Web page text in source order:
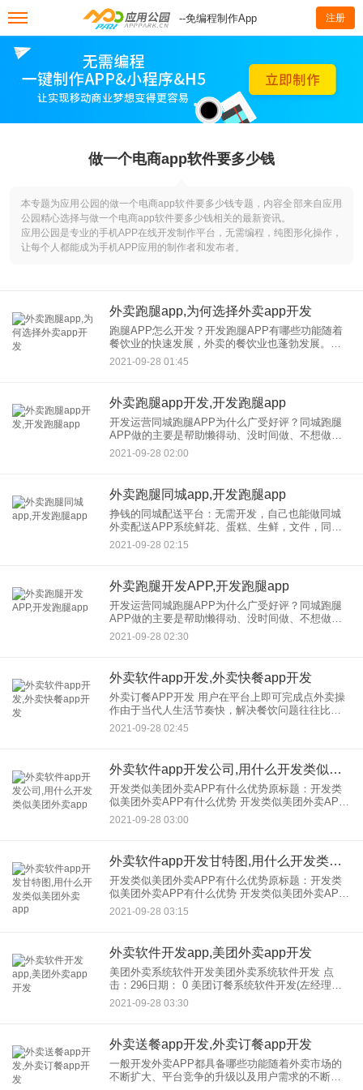
--免编程制作App 注册
做一个电商app软件要多少钱
本专题为应用公园的做一个电商app软件要多少钱专题，内容全部来自应用
公园精心选择与做一个电商app软件要多少钱相关的最新资讯。
应用公园是专业的手机APP在线开发制作平台，无需编程，纯图形化操作，
让每个人都能成为手机APP应用的制作者和发布者。
外卖跑腿app,为何选择外卖app开发
跑腿APP怎么开发？开发跑腿APP有哪些功能随着
餐饮业的快速发展，外卖的餐饮业也蓬勃发展。结
合新时代的O2O配送模式，跑腿业务也开始兴起。
许多人使用跑腿应用程序来满足他们生活中的各种
2021-09-28 01:45
外卖跑腿app开发,开发跑腿app
开发运营同城跑腿APP为什么广受好评？同城跑腿
APP做的主要是帮助懒得动、没时间做、不想做自
己想做的事情的人。因此，你可以使用跑腿APP在
线寻找同城人，帮助你快速处理生活中繁琐的事
2021-09-28 02:00
外卖跑腿同城app,开发跑腿app
挣钱的同城配送平台：无需开发，自己也能做同城
外卖配送APP系统鲜花、蛋糕、生鲜，文件，同城!
1小时快递平均10分钟上门，60分钟闪出全城！这就
是流行的同城外卖跑腿系统。 除了以上内容，同城
2021-09-28 02:15
外卖跑腿开发APP,开发跑腿app
开发运营同城跑腿APP为什么广受好评？同城跑腿
APP做的主要是帮助懒得动、没时间做、不想做自
己想做的事情的人。因此，你可以使用跑腿APP在
线寻找同城人，帮助你快速处理生活中繁琐的事
2021-09-28 02:30
外卖软件app开发,外卖快餐app开发
外卖订餐APP开发 用户在平台上即可完成点外卖操
作由于当代人生活节奏快，解决餐饮问题往往比较
麻烦。恰好外卖订餐应用开发可以帮助用户解决这
个问题。用户可以在平台上完成外卖操作，商家会
2021-09-28 02:45
外卖软件app开发公司,用什么开发类似美团外卖app
开发类似美团外卖APP有什么优势原标题：开发类
似美团外卖APP有什么优势 开发类似美团外卖APP
有什么优势？北京APP【万动力科技】表示，APP
相信大家都不陌生，不想出去吃饭，打开APP；晚
2021-09-28 03:00
外卖软件app开发甘特图,用什么开发类似美团外卖app
开发类似美团外卖APP有什么优势原标题：开发类
似美团外卖APP有什么优势 开发类似美团外卖APP
有什么优势？北京APP【万动力科技】表示，APP
相信大家都不陌生，不想出去吃饭，打开APP；晚
2021-09-28 03:15
外卖软件开发app,美团外卖app开发
美团外卖系统软件开发美团外卖系统软件开发 点
击：296日期： 0 美团订餐系统软件开发(左经理：
188微2741电4714)类似美团订餐系统开发；类似美
团外卖系统的美团订餐软件开发；开发
2021-09-28 03:30
外卖送餐app开发,外卖订餐app开发
一般开发外卖APP都具备哪些功能随着外卖市场的
不断扩大、平台竞争的升级以及用户需求的不断深